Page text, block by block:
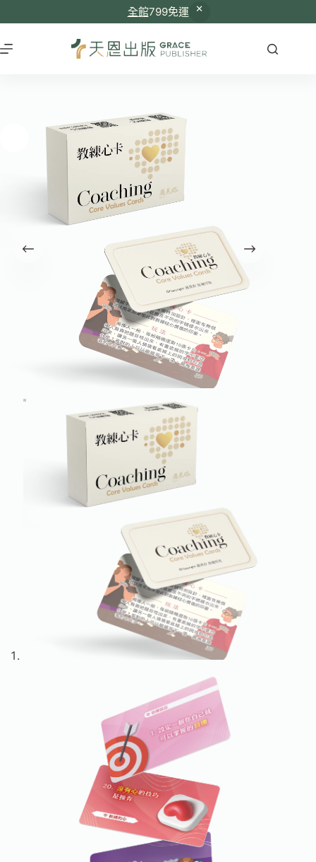
全館799免運